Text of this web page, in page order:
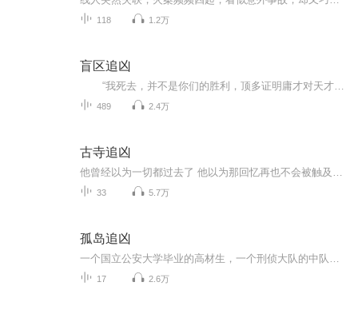
118 1.2万
盲区追凶
489 2.4万
古寺追凶
33 5.7万
孤岛追凶
17 2.6万